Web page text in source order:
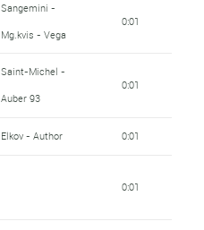
Sangemini -
Mg.kvis - Vega
0:01
Saint-Michel -
Auber 93
0:01
Elkov - Author 0:01
0:01